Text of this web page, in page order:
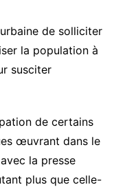
urbaine de solliciter
la population à
susciter
de certains
œuvrant dans le
la presse
plus que celle-